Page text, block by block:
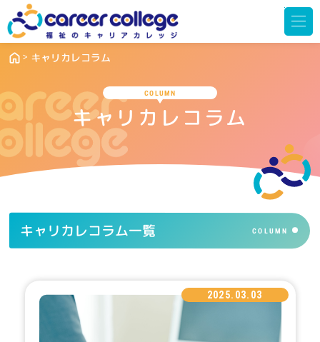
メ
ー
を
キャリカレコラム
COLUMN
キャリカレコラム
キャリカレコラム一覧 COLUMN
2025.03.03